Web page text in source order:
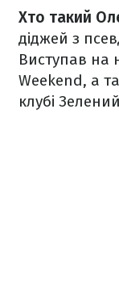
Хто такий
діджей з
Виступав на
Weekend, а
клубі